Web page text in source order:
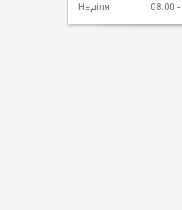
Неділя
08:00